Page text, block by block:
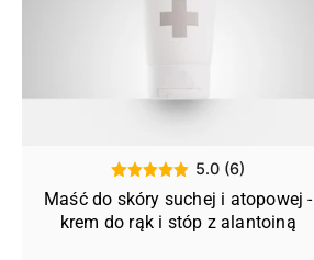
5.0 (6)
Maść do skóry suchej i atopowej -
krem do rąk i stóp z alantoiną